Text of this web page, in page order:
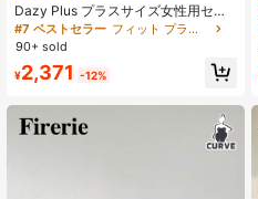
Dazy Plus プラスサイズ女性用セク
シーな黒ドレス、コントラストカラ
ーのレース刺繍、ラインストーンデ
夏のサンドレス
#7 ベストセラー
フィット プラスサイズのドレス
90+ sold
¥2,371 -12%